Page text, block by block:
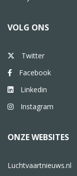
VOLG ONS
Twitter
Facebook
Linkedin
Instagram
ONZE WEBSITES
Luchtvaartnieuws.nl